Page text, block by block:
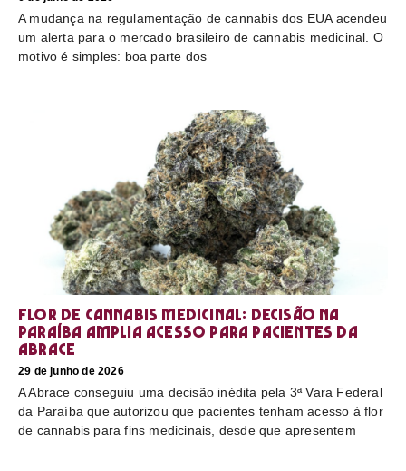
A mudança na regulamentação de cannabis dos EUA acendeu
um alerta para o mercado brasileiro de cannabis medicinal. O
motivo é simples: boa parte dos
Flor de cannabis medicinal: decisão na
Paraíba amplia acesso para pacientes da
Abrace
29 de junho de 2026
A Abrace conseguiu uma decisão inédita pela 3ª Vara Federal
da Paraíba que autorizou que pacientes tenham acesso à flor
de cannabis para fins medicinais, desde que apresentem